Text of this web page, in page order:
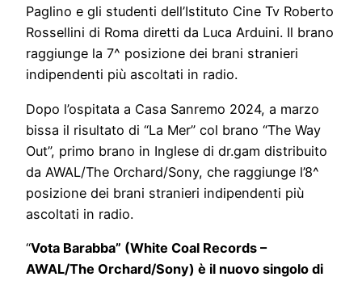
Paglino e gli studenti dell’Istituto Cine Tv Roberto
Rossellini di Roma diretti da Luca Arduini. Il brano
raggiunge la 7^ posizione dei brani stranieri
indipendenti più ascoltati in radio.
Dopo l’ospitata a Casa Sanremo 2024, a marzo
bissa il risultato di “La Mer” col brano “The Way
Out”, primo brano in Inglese di dr.gam distribuito
da AWAL/The Orchard/Sony, che raggiunge l’8^
posizione dei brani stranieri indipendenti più
ascoltati in radio.
“Vota Barabba” (White Coal Records –
AWAL/The Orchard/Sony) è il nuovo singolo di